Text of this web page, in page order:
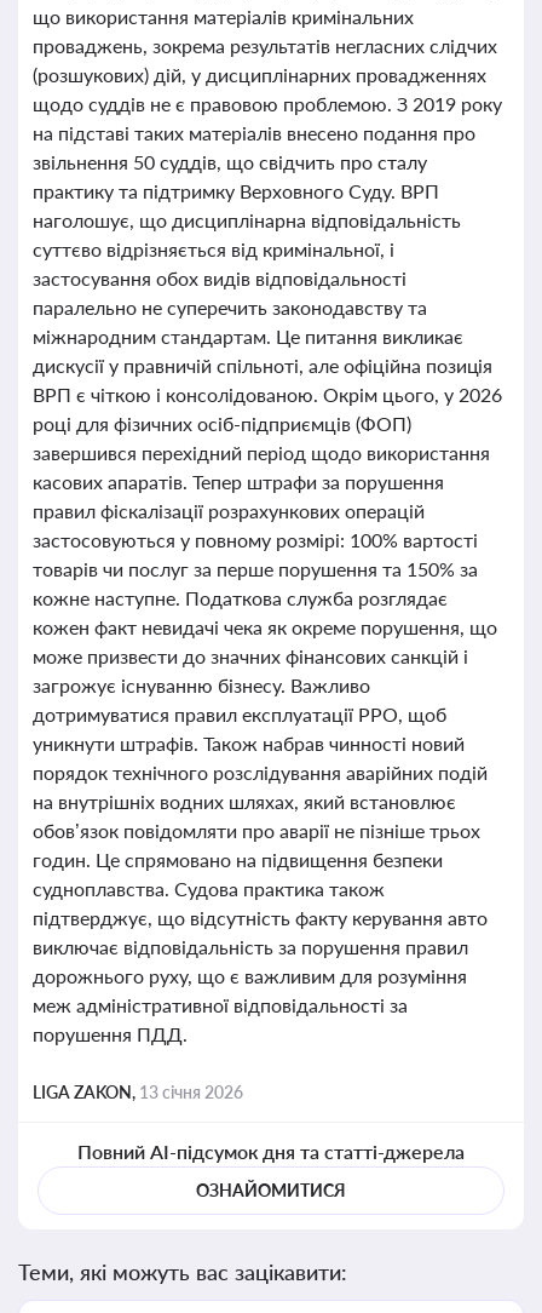
що використання матеріалів кримінальних
проваджень, зокрема результатів негласних слідчих
(розшукових) дій, у дисциплінарних провадженнях
щодо суддів не є правовою проблемою. З 2019 року
на підставі таких матеріалів внесено подання про
звільнення 50 суддів, що свідчить про сталу
практику та підтримку Верховного Суду. ВРП
наголошує, що дисциплінарна відповідальність
суттєво відрізняється від кримінальної, і
застосування обох видів відповідальності
паралельно не суперечить законодавству та
міжнародним стандартам. Це питання викликає
дискусії у правничій спільноті, але офіційна позиція
ВРП є чіткою і консолідованою. Окрім цього, у 2026
році для фізичних осіб-підприємців (ФОП)
завершився перехідний період щодо використання
касових апаратів. Тепер штрафи за порушення
правил фіскалізації розрахункових операцій
застосовуються у повному розмірі: 100% вартості
товарів чи послуг за перше порушення та 150% за
кожне наступне. Податкова служба розглядає
кожен факт невидачі чека як окреме порушення, що
може призвести до значних фінансових санкцій і
загрожує існуванню бізнесу. Важливо
дотримуватися правил експлуатації РРО, щоб
уникнути штрафів. Також набрав чинності новий
порядок технічного розслідування аварійних подій
на внутрішніх водних шляхах, який встановлює
обов’язок повідомляти про аварії не пізніше трьох
годин. Це спрямовано на підвищення безпеки
судноплавства. Судова практика також
підтверджує, що відсутність факту керування авто
виключає відповідальність за порушення правил
дорожнього руху, що є важливим для розуміння
меж адміністративної відповідальності за
порушення ПДД.
LIGA ZAKON, 13 січня 2026
Повний AI-підсумок дня та статті-джерела
ОЗНАЙОМИТИСЯ
Теми, які можуть вас зацікавити: